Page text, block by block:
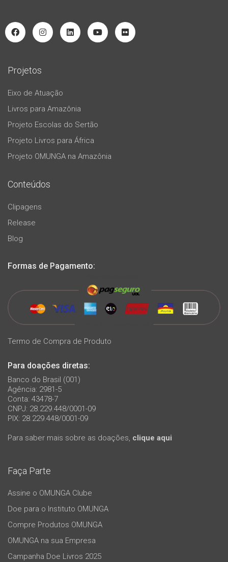
Projetos
Eixo de Atuação
Livros para Amazônia
Projeto Escolas do Sertão
Projeto Livros para África
Projeto OMUNGA na Amazônia
Conteúdos
Clipagens
Release
Blog
Formas de Pagamento:
Termo de Compra de Produto
Para doações diretas:
Banco do Brasil (001)
Agência: 2981-5
Conta: 43478-7
CNPJ: 28.229.448/0001-09
PIX: 28.229.448/0001-09
Para saber mais sobre as doações, clique aqui
Faça Parte
Assine o OMUNGA Clube
Doe para o Instituto OMUNGA
Compre Produtos OMUNGA
OMUNGA na sua Empresa
Campanha Doe Livros 2025